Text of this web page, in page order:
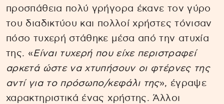
προσπάθεια πολύ γρήγορα έκανε τον γύρο
του διαδικτύου και πολλοί χρήστες τόνισαν
πόσο τυχερή στάθηκε μέσα από την ατυχία
της. «Είναι τυχερή που είχε περιστραφεί
αρκετά ώστε να χτυπήσουν οι φτέρνες της
αντί για το πρόσωπο/κεφάλι της», έγραψε
χαρακτηριστικά ένας χρήστης. Άλλοι